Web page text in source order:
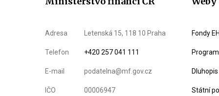
Adresa Letenská 15, 118 10 Praha
Telefon +420 257 041 111
E-mail podatelna@mf.gov.cz
IČO 00006947
Fondy
Státní